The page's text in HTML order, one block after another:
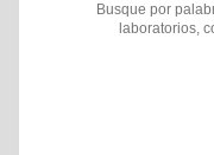
Busque por
laboratorios,